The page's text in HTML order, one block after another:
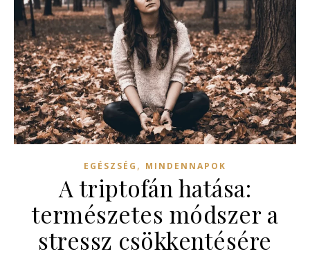
EGÉSZSÉG , MINDENNAPOK
A triptofán hatása:
természetes módszer a
stressz csökkentésére